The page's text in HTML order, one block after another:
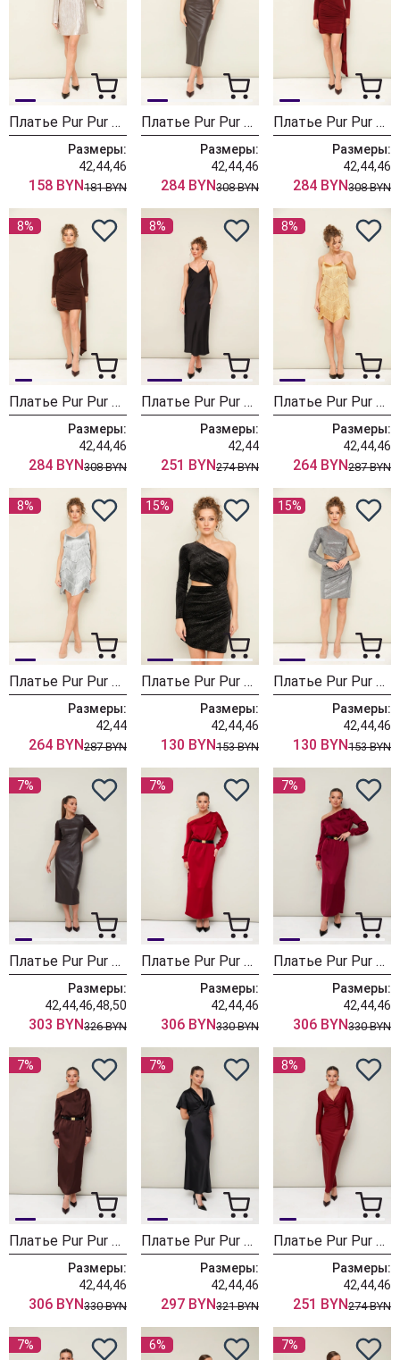
Платье Pur Pur 11-155
Размеры:
42,44,46
158 BYN181 BYN
Платье Pur Pur 11-434
Размеры:
42,44,46
284 BYN308 BYN
Платье Pur Pur 11-433-1
Размеры:
42,44,46
284 BYN308 BYN
8%
Платье Pur Pur 11-433
Размеры:
42,44,46
284 BYN308 BYN
8%
Платье Pur Pur 11-339
Размеры:
42,44
251 BYN274 BYN
8%
Платье Pur Pur 11-237-2
Размеры:
42,44,46
264 BYN287 BYN
8%
Платье Pur Pur 11-237-1
Размеры:
42,44
264 BYN287 BYN
15%
Платье Pur Pur 11-159-1
Размеры:
42,44,46
130 BYN153 BYN
15%
Платье Pur Pur 11-159
Размеры:
42,44,46
130 BYN153 BYN
7%
Платье Pur Pur 11-428
Размеры:
42,44,46,48,50
303 BYN326 BYN
7%
Платье Pur Pur 11-424
Размеры:
42,44,46
306 BYN330 BYN
7%
Платье Pur Pur 11-424-2
Размеры:
42,44,46
306 BYN330 BYN
7%
Платье Pur Pur 11-424-1
Размеры:
42,44,46
306 BYN330 BYN
7%
Платье Pur Pur 11-393-2
Размеры:
42,44,46
297 BYN321 BYN
8%
Платье Pur Pur 11-347-1
Размеры:
42,44,46
251 BYN274 BYN
7% 6% 7%